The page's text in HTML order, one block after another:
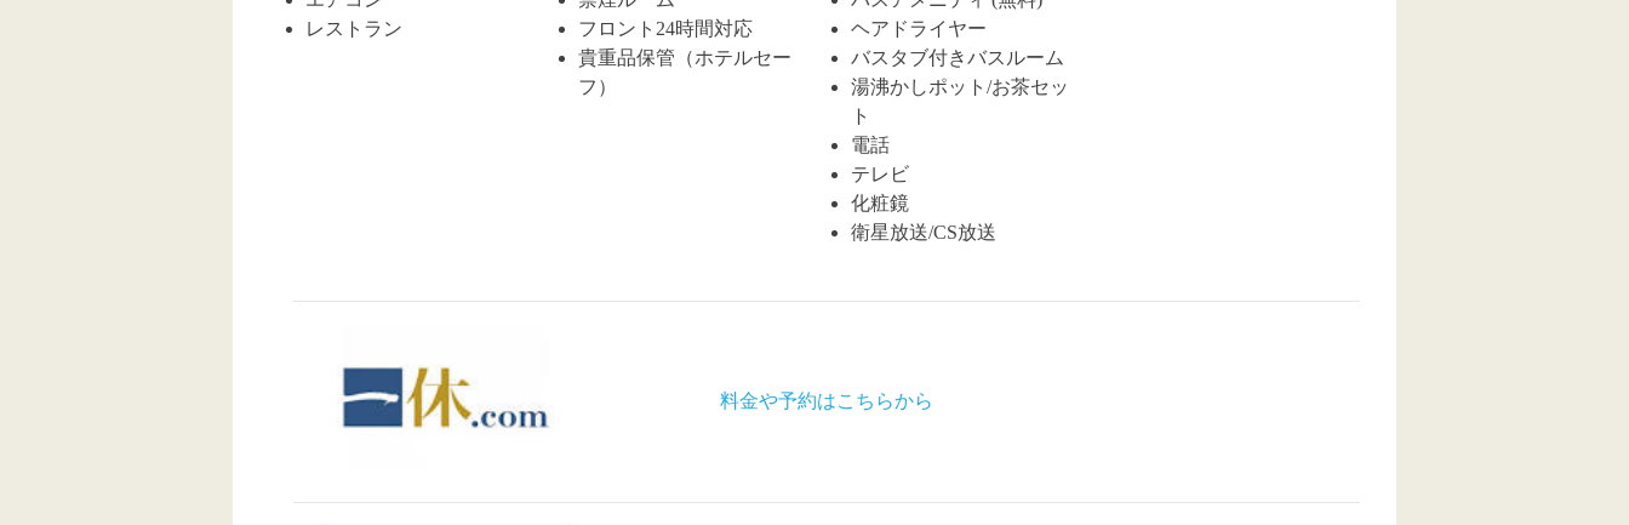
レストラン
フロント24時間対応
貴重品保管（ホテルセー
フ）
ヘアドライヤー
バスタブ付きバスルーム
湯沸かしポット/お茶セッ
ト
電話
テレビ
化粧鏡
衛星放送/CS放送
料金や予約はこちらから